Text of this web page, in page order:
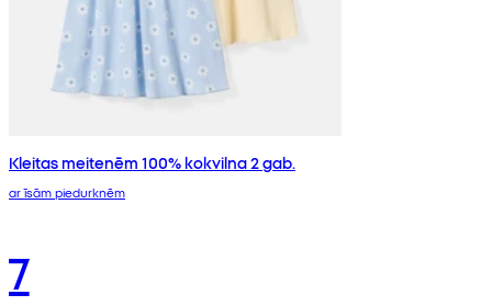
Kleitas meitenēm 100% kokvilna 2 gab.
ar īsām piedurknēm
7